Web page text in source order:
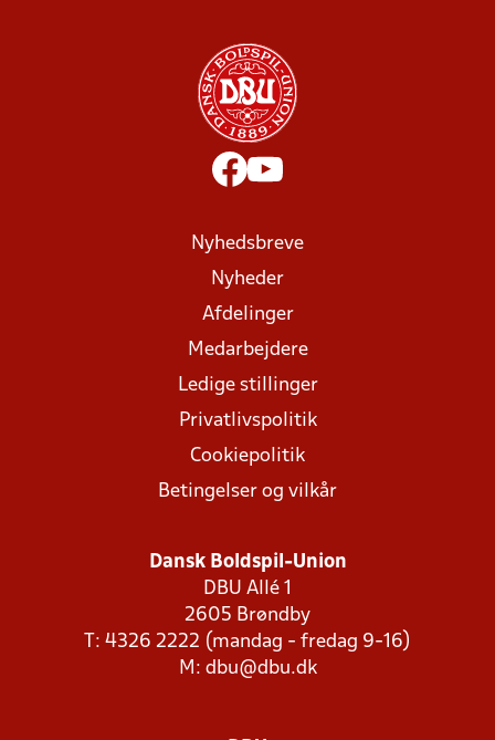
Nyhedsbreve
Nyheder
Afdelinger
Medarbejdere
Ledige stillinger
Privatlivspolitik
Cookiepolitik
Betingelser og vilkår
Dansk Boldspil-Union
DBU Allé 1
2605 Brøndby
T: 4326 2222 (mandag - fredag 9-16)
M: dbu@dbu.dk